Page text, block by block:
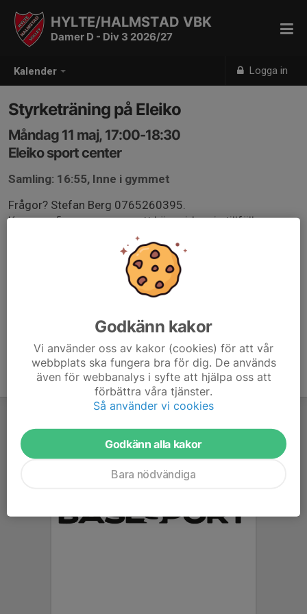
Kalender Logga in
HYLTE/HALMSTAD VBK
Damer D - Div 3 2026/27
Styrketräning på Eleiko
Måndag 11 maj, 17:00-18:30
Eleiko sport center
Samling: 16:55, Inne i gymmet
Frågor? Stefan Berg 0765260395.
Kommer finnas program att köra vid varje tillfälle.
Godkänn kakor
Vi använder oss av kakor (cookies) för att vår
webbplats ska fungera bra för dig. De används
även för webbanalys i syfte att hjälpa oss att
förbättra våra tjänster.
Så använder vi cookies
Godkänn alla kakor
Bara nödvändiga